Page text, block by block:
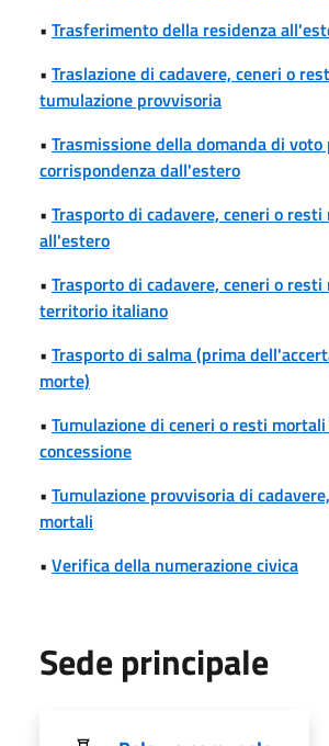
• Trasferimento della residenza
• Traslazione di cadavere, ceneri o
tumulazione provvisoria
• Trasmissione della domanda di voto
corrispondenza dall'estero
• Trasporto di cadavere, ceneri o
all'estero
• Trasporto di cadavere, ceneri o
territorio italiano
• Trasporto di salma (prima
morte)
• Tumulazione di ceneri o resti
concessione
• Tumulazione provvisoria di
mortali
• Verifica della numerazione civica
Sede principale